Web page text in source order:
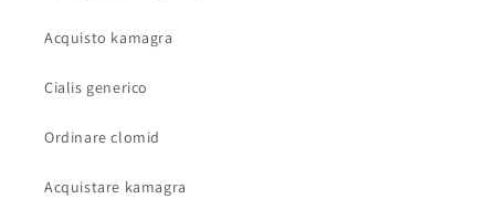
Acquisto kamagra
Cialis generico
Ordinare clomid
Acquistare kamagra